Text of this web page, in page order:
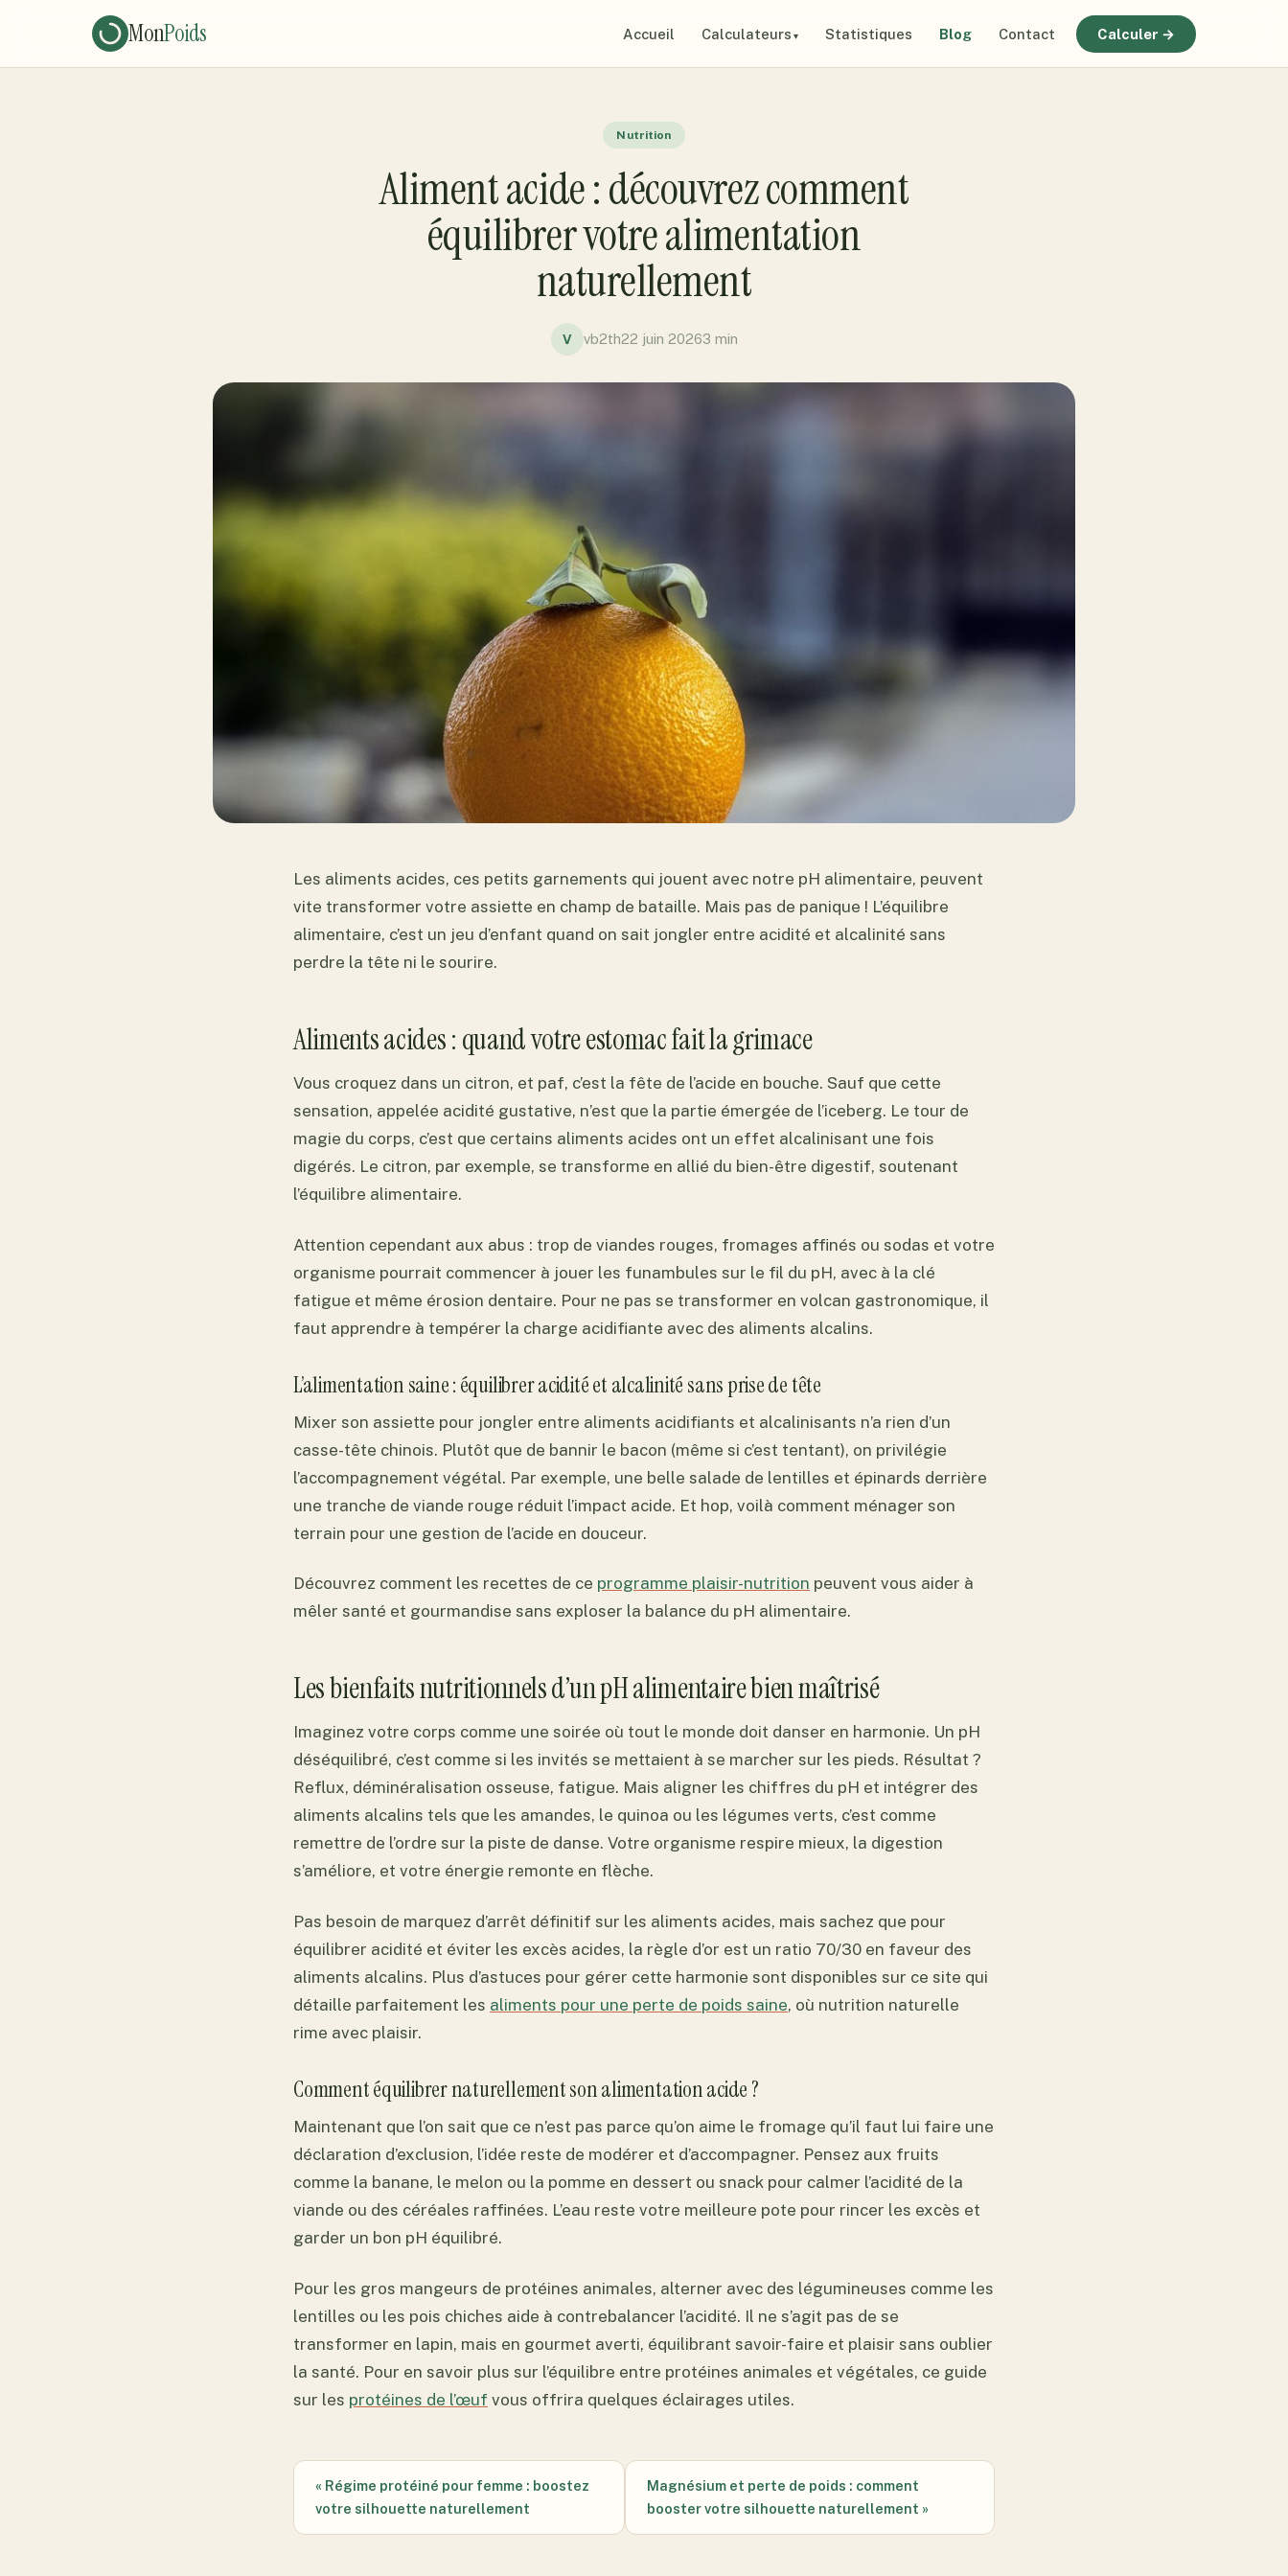
MonPoids Accueil Calculateurs Statistiques Blog Contact Calculer →
Nutrition
Aliment acide : découvrez comment
équilibrer votre alimentation
naturellement
V vb2th22 juin 20263 min
Les aliments acides, ces petits garnements qui jouent avec notre pH alimentaire, peuvent
vite transformer votre assiette en champ de bataille. Mais pas de panique ! L’équilibre
alimentaire, c’est un jeu d’enfant quand on sait jongler entre acidité et alcalinité sans
perdre la tête ni le sourire.
Aliments acides : quand votre estomac fait la grimace
Vous croquez dans un citron, et paf, c’est la fête de l’acide en bouche. Sauf que cette
sensation, appelée acidité gustative, n’est que la partie émergée de l’iceberg. Le tour de
magie du corps, c’est que certains aliments acides ont un effet alcalinisant une fois
digérés. Le citron, par exemple, se transforme en allié du bien-être digestif, soutenant
l’équilibre alimentaire.
Attention cependant aux abus : trop de viandes rouges, fromages affinés ou sodas et votre
organisme pourrait commencer à jouer les funambules sur le fil du pH, avec à la clé
fatigue et même érosion dentaire. Pour ne pas se transformer en volcan gastronomique, il
faut apprendre à tempérer la charge acidifiante avec des aliments alcalins.
L’alimentation saine : équilibrer acidité et alcalinité sans prise de tête
Mixer son assiette pour jongler entre aliments acidifiants et alcalinisants n’a rien d’un
casse-tête chinois. Plutôt que de bannir le bacon (même si c’est tentant), on privilégie
l’accompagnement végétal. Par exemple, une belle salade de lentilles et épinards derrière
une tranche de viande rouge réduit l’impact acide. Et hop, voilà comment ménager son
terrain pour une gestion de l’acide en douceur.
Découvrez comment les recettes de ce programme plaisir-nutrition peuvent vous aider à
mêler santé et gourmandise sans exploser la balance du pH alimentaire.
Les bienfaits nutritionnels d’un pH alimentaire bien maîtrisé
Imaginez votre corps comme une soirée où tout le monde doit danser en harmonie. Un pH
déséquilibré, c’est comme si les invités se mettaient à se marcher sur les pieds. Résultat ?
Reflux, déminéralisation osseuse, fatigue. Mais aligner les chiffres du pH et intégrer des
aliments alcalins tels que les amandes, le quinoa ou les légumes verts, c’est comme
remettre de l’ordre sur la piste de danse. Votre organisme respire mieux, la digestion
s’améliore, et votre énergie remonte en flèche.
Pas besoin de marquez d’arrêt définitif sur les aliments acides, mais sachez que pour
équilibrer acidité et éviter les excès acides, la règle d’or est un ratio 70/30 en faveur des
aliments alcalins. Plus d’astuces pour gérer cette harmonie sont disponibles sur ce site qui
détaille parfaitement les aliments pour une perte de poids saine, où nutrition naturelle
rime avec plaisir.
Comment équilibrer naturellement son alimentation acide ?
Maintenant que l’on sait que ce n’est pas parce qu’on aime le fromage qu’il faut lui faire une
déclaration d’exclusion, l’idée reste de modérer et d’accompagner. Pensez aux fruits
comme la banane, le melon ou la pomme en dessert ou snack pour calmer l’acidité de la
viande ou des céréales raffinées. L’eau reste votre meilleure pote pour rincer les excès et
garder un bon pH équilibré.
Pour les gros mangeurs de protéines animales, alterner avec des légumineuses comme les
lentilles ou les pois chiches aide à contrebalancer l’acidité. Il ne s’agit pas de se
transformer en lapin, mais en gourmet averti, équilibrant savoir-faire et plaisir sans oublier
la santé. Pour en savoir plus sur l’équilibre entre protéines animales et végétales, ce guide
sur les protéines de l’œuf vous offrira quelques éclairages utiles.
« Régime protéiné pour femme : boostez
votre silhouette naturellement
Magnésium et perte de poids : comment
booster votre silhouette naturellement »